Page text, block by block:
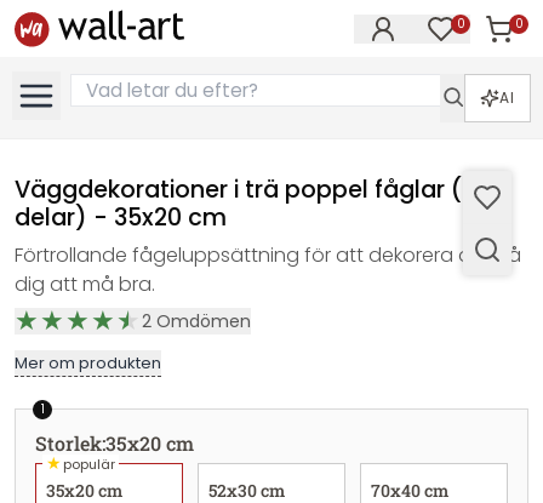
0 0
AI
Väggdekorationer i trä poppel fåglar (3
delar) - 35x20 cm
Förtrollande fågeluppsättning för att dekorera och få
dig att må bra.
2 Omdömen
Mer om produkten
1
Storlek:35x20 cm
★populär
35x20 cm 52x30 cm 70x40 cm